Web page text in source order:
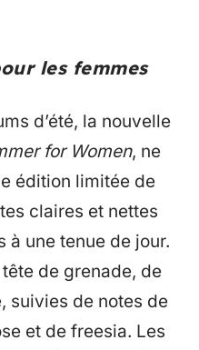
les femmes
d’été, la nouvelle
for Women, ne
édition limitée de
claires et nettes
à une tenue de jour.
de grenade, de
suivies de notes de
et de freesia. Les